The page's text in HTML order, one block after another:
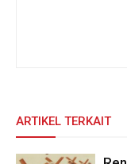
ARTIKEL TERKAIT